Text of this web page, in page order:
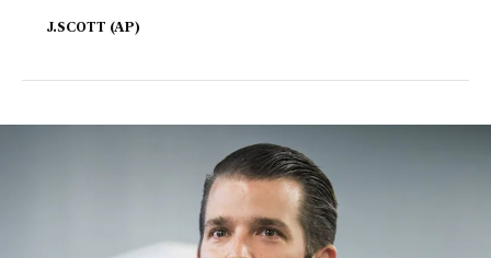
J.SCOTT (AP)